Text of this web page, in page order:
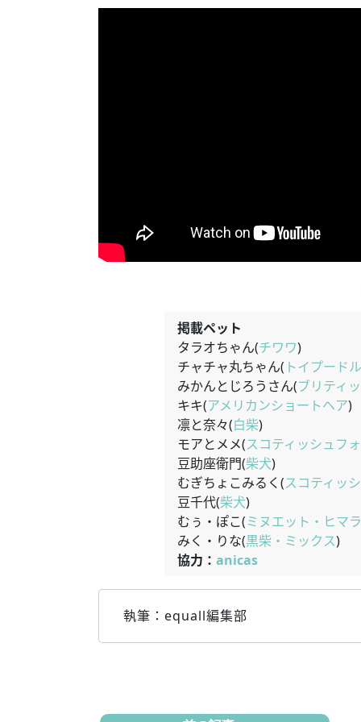
掲載ペット
タラオちゃん(チワワ)
チャチャ丸ちゃん( トイプードル
みかんとじろうさん(ブリティ
キキ(アメリカンショートヘア)
凛と奈々(白柴)
モアとメメ(スコティッシュフ
豆助座衛門(柴犬)
むぎちょこみるく(スコティッ
豆千代(柴犬)
むぅ・ぽこ(ミヌエット・ヒマ
みく・りな(黒柴・ミックス)
協力： anicas
執筆：equall編集部